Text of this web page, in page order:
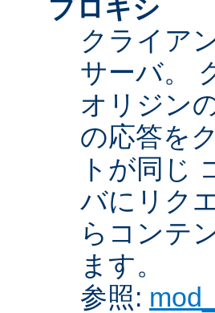
プロキシ
クライア
サーバ。
オリジン
の応答を
トが同じ
バにリク
らコンテ
ます。
参照: